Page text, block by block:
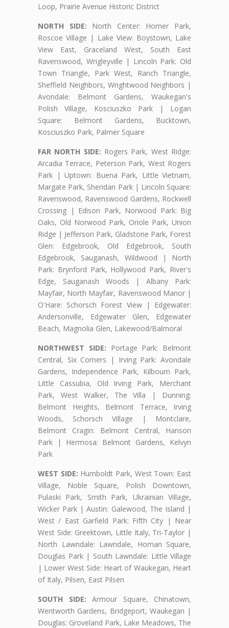
Loop, Prairie Avenue Historic District
NORTH SIDE: North Center: Horner Park,
Roscoe Village | Lake View: Boystown, Lake
View East, Graceland West, South East
Ravenswood, Wrigleyville | Lincoln Park: Old
Town Triangle, Park West, Ranch Triangle,
Sheffield Neighbors, Wrightwood Neighbors |
Avondale: Belmont Gardens, Waukegan's
Polish Village, Kosciuszko Park | Logan
Square: Belmont Gardens, Bucktown,
Kosciuszko Park, Palmer Square
FAR NORTH SIDE: Rogers Park, West Ridge:
Arcadia Terrace, Peterson Park, West Rogers
Park | Uptown: Buena Park, Little Vietnam,
Margate Park, Sheridan Park | Lincoln Square:
Ravenswood, Ravenswood Gardens, Rockwell
Crossing | Edison Park, Norwood Park: Big
Oaks, Old Norwood Park, Oriole Park, Union
Ridge | Jefferson Park, Gladstone Park, Forest
Glen: Edgebrook, Old Edgebrook, South
Edgebrook, Sauganash, Wildwood | North
Park: Brynford Park, Hollywood Park, River's
Edge, Sauganash Woods | Albany Park:
Mayfair, North Mayfair, Ravenswood Manor |
O'Hare: Schorsch Forest View | Edgewater:
Andersonville, Edgewater Glen, Edgewater
Beach, Magnolia Glen, Lakewood/Balmoral
NORTHWEST SIDE: Portage Park: Belmont
Central, Six Corners | Irving Park: Avondale
Gardens, Independence Park, Kilbourn Park,
Little Cassubia, Old Irving Park, Merchant
Park, West Walker, The Villa | Dunning:
Belmont Heights, Belmont Terrace, Irving
Woods, Schorsch Village | Montclare,
Belmont Cragin: Belmont Central, Hanson
Park | Hermosa: Belmont Gardens, Kelvyn
Park
WEST SIDE: Humboldt Park, West Town: East
Village, Noble Square, Polish Downtown,
Pulaski Park, Smith Park, Ukrainian Village,
Wicker Park | Austin: Galewood, The Island |
West / East Garfield Park: Fifth City | Near
West Side: Greektown, Little Italy, Tri-Taylor |
North Lawndale: Lawndale, Homan Square,
Douglas Park | South Lawndale: Little Village
| Lower West Side: Heart of Waukegan, Heart
of Italy, Pilsen, East Pilsen
SOUTH SIDE: Armour Square, Chinatown,
Wentworth Gardens, Bridgeport, Waukegan |
Douglas: Groveland Park, Lake Meadows, The